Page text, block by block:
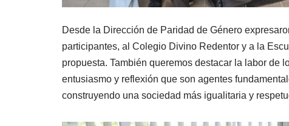
Desde la Dirección de Paridad de Género
participantes, al Colegio Divino Redentor y a la
propuesta. También queremos destacar la labor de
entusiasmo y reflexión que son agentes
construyendo una sociedad más igualitaria y